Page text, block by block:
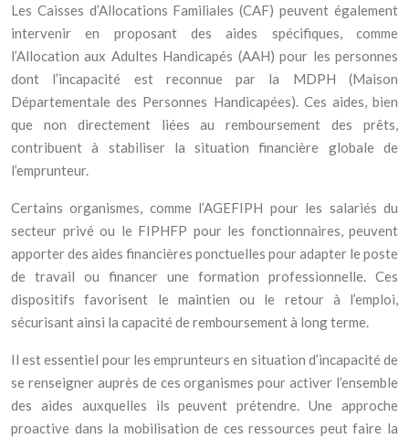
Les Caisses d’Allocations Familiales (CAF) peuvent également
intervenir en proposant des aides spécifiques, comme
l’Allocation aux Adultes Handicapés (AAH) pour les personnes
dont l’incapacité est reconnue par la MDPH (Maison
Départementale des Personnes Handicapées). Ces aides, bien
que non directement liées au remboursement des prêts,
contribuent à stabiliser la situation financière globale de
l’emprunteur.
Certains organismes, comme l’AGEFIPH pour les salariés du
secteur privé ou le FIPHFP pour les fonctionnaires, peuvent
apporter des aides financières ponctuelles pour adapter le poste
de travail ou financer une formation professionnelle. Ces
dispositifs favorisent le maintien ou le retour à l’emploi,
sécurisant ainsi la capacité de remboursement à long terme.
Il est essentiel pour les emprunteurs en situation d’incapacité de
se renseigner auprès de ces organismes pour activer l’ensemble
des aides auxquelles ils peuvent prétendre. Une approche
proactive dans la mobilisation de ces ressources peut faire la